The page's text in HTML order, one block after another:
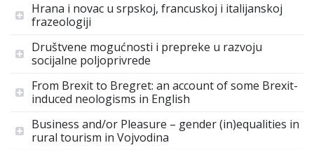
Hrana i novac u srpskoj, francuskoj i italijanskoj
frazeologiji
Društvene mogućnosti i prepreke u razvoju
socijalne poljoprivrede
From Brexit to Bregret: an account of some Brexit-
induced neologisms in English
Business and/or Pleasure – gender (in)equalities in
rural tourism in Vojvodina